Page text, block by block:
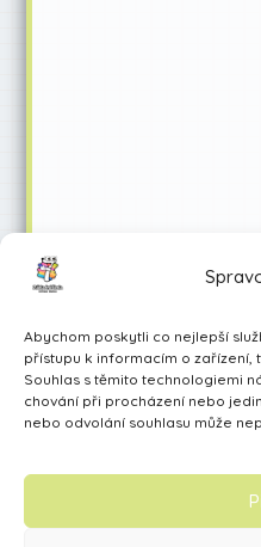
Abychom poskytli co nejlepší
přístupu k informacím o zařízení,
Souhlas s těmito technologiemi
chování při procházení nebo
nebo odvolání souhlasu může
Made